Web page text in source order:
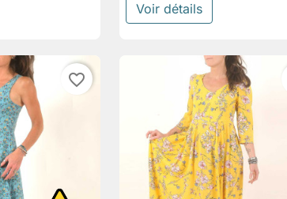
Voir détails
favorite_border